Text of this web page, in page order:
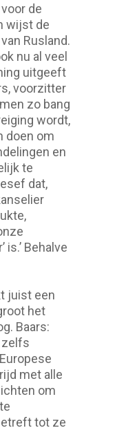
de
wijst de
Rusland.
nu al veel
uitgeeft
voorzitter
zo bang
wordt,
doen om
en
te
dat,
is.’ Behalve
juist een
het
Baars:
zelfs
met alle
om
tot ze